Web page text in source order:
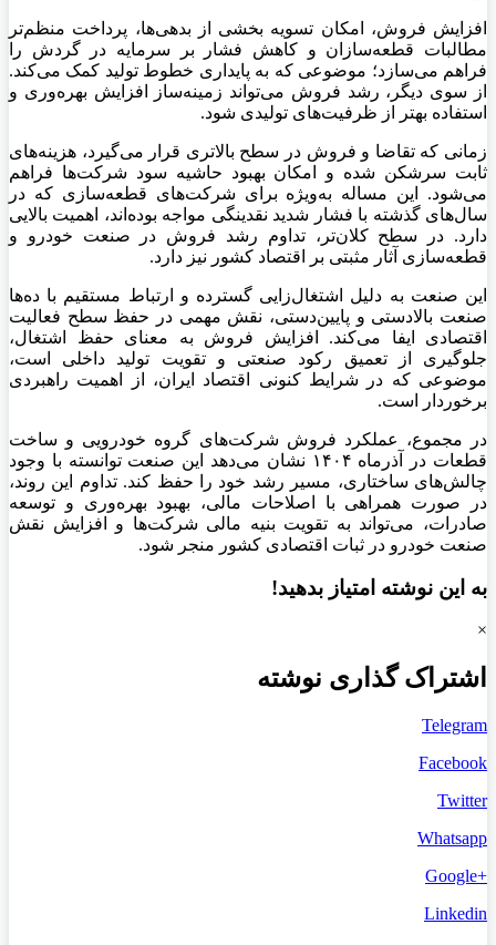
افزایش فروش، امکان تسویه بخشی از بدهی‌ها، پرداخت منظم‌تر
مطالبات قطعه‌سازان و کاهش فشار بر سرمایه در گردش را
فراهم می‌سازد؛ موضوعی که به پایداری خطوط تولید کمک می‌کند.
از سوی دیگر، رشد فروش می‌تواند زمینه‌ساز افزایش بهره‌وری و
استفاده بهتر از ظرفیت‌های تولیدی شود.
زمانی که تقاضا و فروش در سطح بالاتری قرار می‌گیرد، هزینه‌های
ثابت سرشکن شده و امکان بهبود حاشیه سود شرکت‌ها فراهم
می‌شود. این مساله به‌ویژه برای شرکت‌های قطعه‌سازی که در
سال‌های گذشته با فشار شدید نقدینگی مواجه بوده‌اند، اهمیت بالایی
دارد. در سطح کلان‌تر، تداوم رشد فروش در صنعت خودرو و
قطعه‌سازی آثار مثبتی بر اقتصاد کشور نیز دارد.
این صنعت به دلیل اشتغال‌زایی گسترده و ارتباط مستقیم با ده‌ها
صنعت بالادستی و پایین‌دستی، نقش مهمی در حفظ سطح فعالیت
اقتصادی ایفا می‌کند. افزایش فروش به معنای حفظ اشتغال،
جلوگیری از تعمیق رکود صنعتی و تقویت تولید داخلی است،
موضوعی که در شرایط کنونی اقتصاد ایران، از اهمیت راهبردی
برخوردار است.
در مجموع، عملکرد فروش شرکت‌های گروه خودرویی و ساخت
قطعات در آذرماه ۱۴۰۴ نشان می‌دهد این صنعت توانسته با وجود
چالش‌های ساختاری، مسیر رشد خود را حفظ کند. تداوم این روند،
در صورت همراهی با اصلاحات مالی، بهبود بهره‌وری و توسعه
صادرات، می‌تواند به تقویت بنیه مالی شرکت‌ها و افزایش نقش
صنعت خودرو در ثبات اقتصادی کشور منجر شود.
به این نوشته امتیاز بدهید!
×
اشتراک گذاری نوشته
Telegram
Facebook
Twitter
Whatsapp
+Google
Linkedin